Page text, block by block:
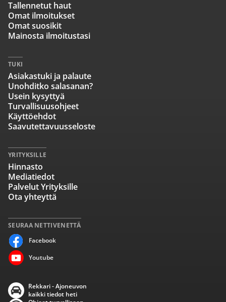
SEURAA NETTIVENETTÄ
Facebook
Youtube
Tallennetut haut
Omat ilmoitukset
Omat suosikit
Mainosta ilmoitustasi
TUKI
Asiakastuki ja palaute
Unohditko salasanan?
Usein kysyttyä
Turvallisuusohjeet
Käyttöehdot
Saavutettavuusseloste
YRITYKSILLE
Hinnasto
Mediatiedot
Palvelut Yrityksille
Ota yhteyttä
Rekkari - Ajoneuvon
kaikki tiedot heti